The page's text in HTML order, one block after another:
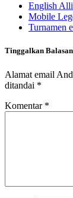
English
Mobile
Turnamen
Tinggalkan Balasan
Alamat email
ditandai *
Komentar *